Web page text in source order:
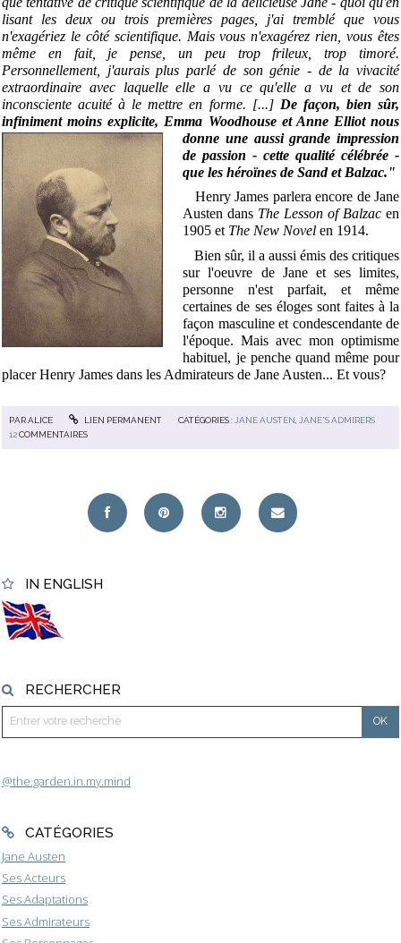
lisant les deux ou trois premières pages, j'ai tremblé que vous
n'exagériez le côté scientifique. Mais vous n'exagérez rien, vous êtes
même en fait, je pense, un peu trop frileux, trop timoré.
Personnellement, j'aurais plus parlé de son génie - de la vivacité
extraordinaire avec laquelle elle a vu ce qu'elle a vu et de son
inconsciente acuité à le mettre en forme. [...] De façon, bien sûr,
infiniment moins explicite, Emma Woodhouse et Anne Elliot nous
donne une aussi grande impression
de passion - cette qualité célébrée -
que les héroïnes de Sand et Balzac."
Henry James parlera encore de Jane
Austen dans The Lesson of Balzac en
1905 etThe New Novel en 1914.
Bien sûr, il a aussi émis des critiques
sur l'oeuvre de Jane et ses limites,
personne n'est parfait, et même
certaines de ses éloges sont faites à la
façon masculine et condescendante de
l'époque. Mais avec mon optimisme
habituel, je penche quand même pour
placer Henry James dans les Admirateurs de Jane Austen... Et vous?
PARALICE LIEN PERMANENT CATÉGORIES : JANE AUSTEN
JANE'S ADMIRERS
12COMMENTAIRES
IN ENGLISH
RECHERCHER
@the.garden.in.my.mind
CATÉGORIES
Jane Austen
Ses Acteurs
Ses Adaptations
Ses Admirateurs